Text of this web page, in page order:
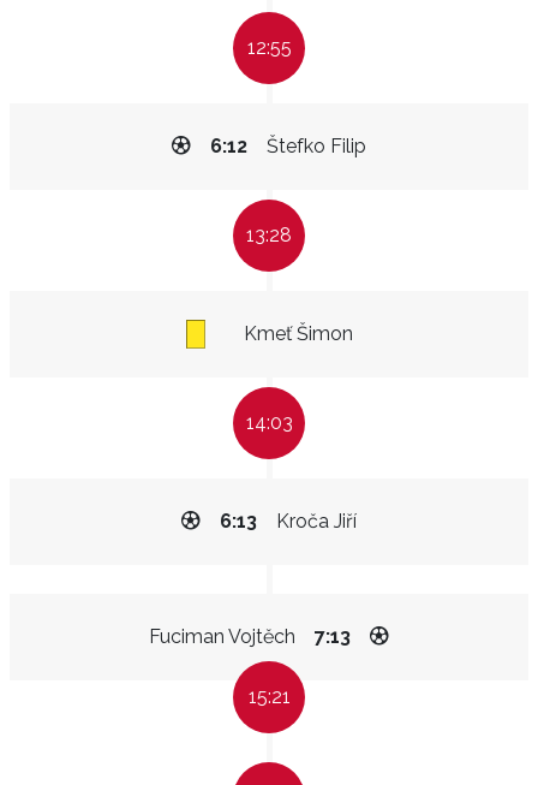
12:55
Štefko Filip
6:12
13:28
Kmeť Šimon
14:03
Kroča Jiří
6:13
Fuciman Vojtěch 7:13
15:21